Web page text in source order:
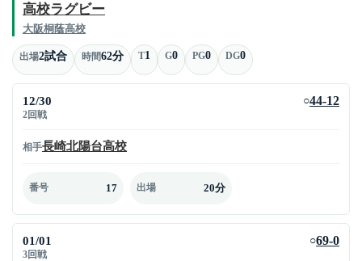
高校ラグビー
大阪桐蔭高校
出場2試合 時間62分 T1 G0 PG0 DG0
12/30
2回戦
○44-12
相手長崎北陽台高校
番号 17 出場 20分
01/01
3回戦
○69-0